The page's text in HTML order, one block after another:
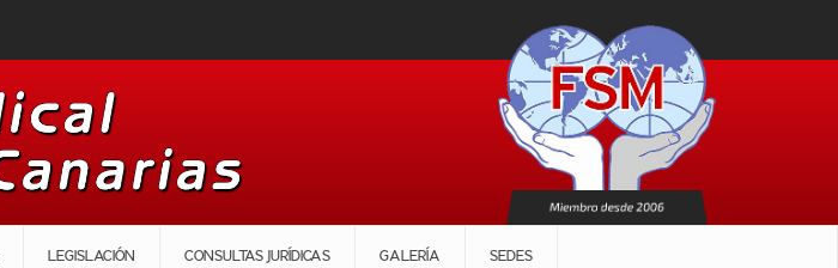
LEGISLACIÓN CONSULTAS JURÍDICAS GALERÍA SEDES